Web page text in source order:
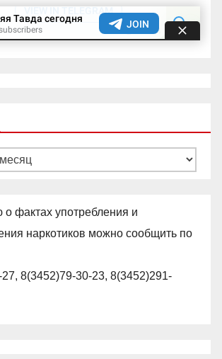
фактах употребления и
наркотиков можно сообщить по
8(3452)79-30-23, 8(3452)291-